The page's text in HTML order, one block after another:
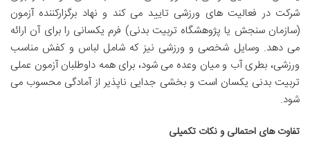
شرکت در فعالیت های ورزشی تایید می کند و نهاد برگزارکننده آزمون
(سازمان سنجش یا پژوهشگاه تربیت بدنی) فرم یکسانی را برای آن ارائه
می دهد. وسایل شخصی و ورزشی نیز که شامل لباس و کفش مناسب
ورزشی، بطری آب و میان وعده می شود، برای همه داوطلبان آزمون عملی
تربیت بدنی یکسان است و بخشی جدایی ناپذیر از آمادگی محسوب می
شود.
تفاوت های احتمالی و نکات تکمیلی